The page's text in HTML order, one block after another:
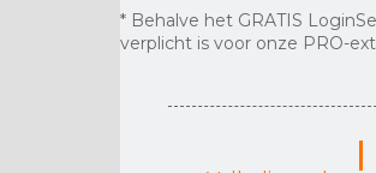
* Behalve het GRATIS
verplicht is voor onze PRO-